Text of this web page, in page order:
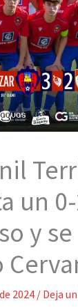
un
y
2024 / Deja